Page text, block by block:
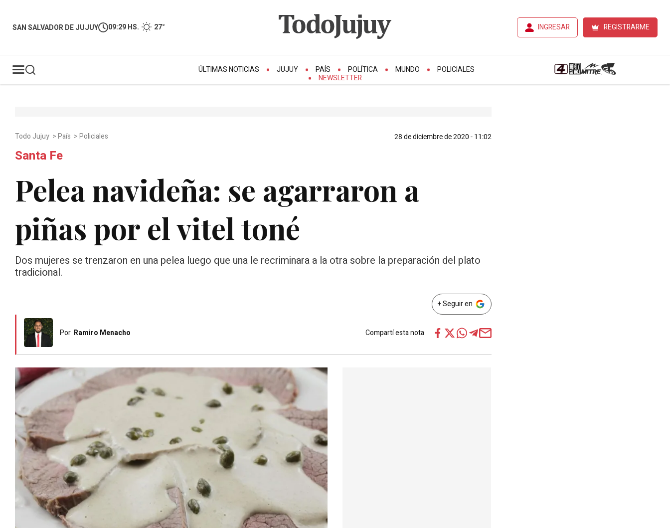
SAN SALVADOR DE JUJUY 09:29 HS. 27° INGRESAR REGISTRARME
ÚLTIMAS NOTICIAS JUJUY PAÍS POLÍTICA MUNDO
POLICIALES
NEWSLETTER
Todo Jujuy >País >Policiales 28 de diciembre de 2020 - 11:02
Santa Fe
Pelea navideña: se agarraron a
piñas por el vitel toné
Dos mujeres se trenzaron en una pelea luego que una le recriminara a la otra sobre la preparación del plato
tradicional.
+ Seguir en
Por Ramiro Menacho Compartí esta nota